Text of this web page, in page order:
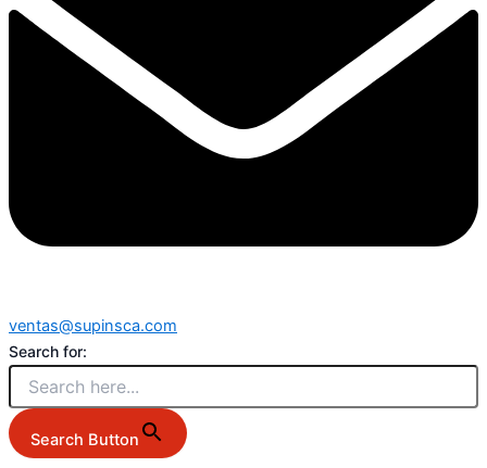
ventas@supinsca.com
Search for:
Search Button